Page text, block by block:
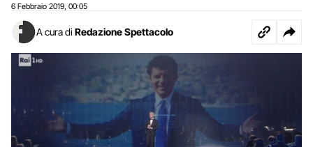
6 Febbraio 2019 00:05
A cura di Redazione Spettacolo